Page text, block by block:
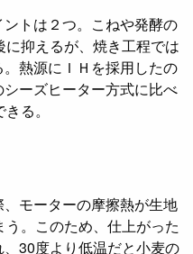
トは２つ。こねや発酵の
抑えるが、焼き工程では
熱源にＩＨを採用したの
ーズヒーター方式に比べ
る。
モーターの摩擦熱が生地
。このため、仕上がった
30度より低温だと小麦の